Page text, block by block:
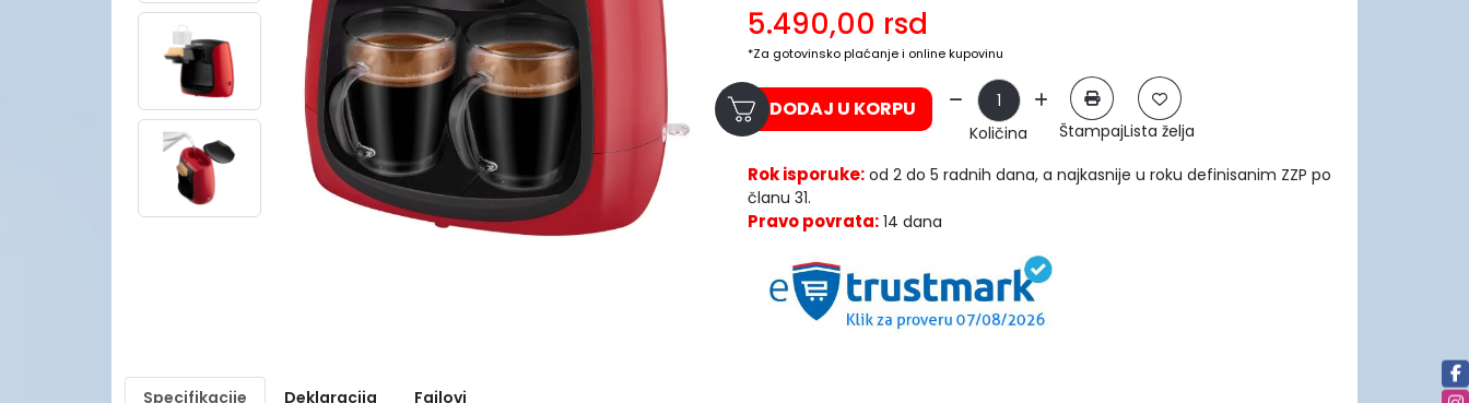
5.490,00 rsd
*Za gotovinsko plaćanje i online kupovinu
DODAJ U KORPU
Količina ŠtampajLista želja
Rok isporuke: od 2 do 5 radnih dana, a najkasnije u roku definisanim ZZP po
članu 31.
Pravo povrata: 14 dana
Specifikacije Deklaracija Fajlovi